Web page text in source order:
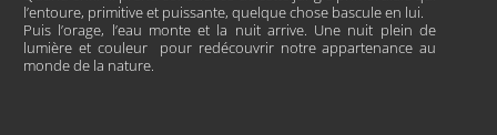
l’entoure, primitive et puissante, quelque chose bascule en lui.
Puis l’orage, l’eau monte et la nuit arrive. Une nuit plein de
lumière et couleur pour redécouvrir notre appartenance au
monde de la nature.